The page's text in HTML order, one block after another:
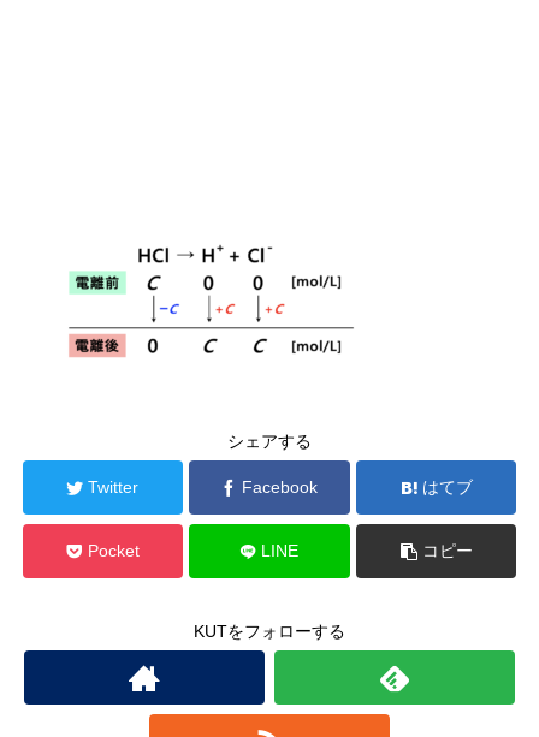
シェアする
Twitter Facebook はてブ
Pocket LINE コピー
KUTをフォローする